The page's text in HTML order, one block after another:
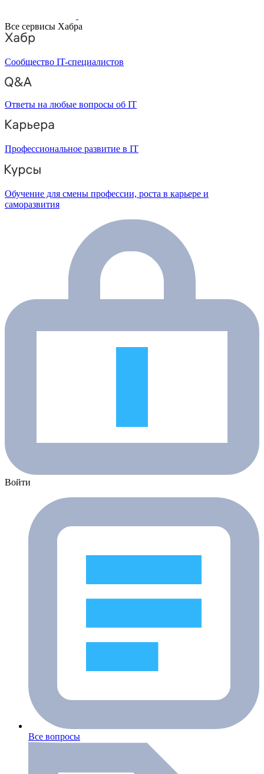
Все сервисы Хабра
Сообщество IT-специалистов
Ответы на любые вопросы об IT
Профессиональное развитие в IT
Обучение для смены профессии, роста в карьере и
саморазвития
Войти
Все вопросы